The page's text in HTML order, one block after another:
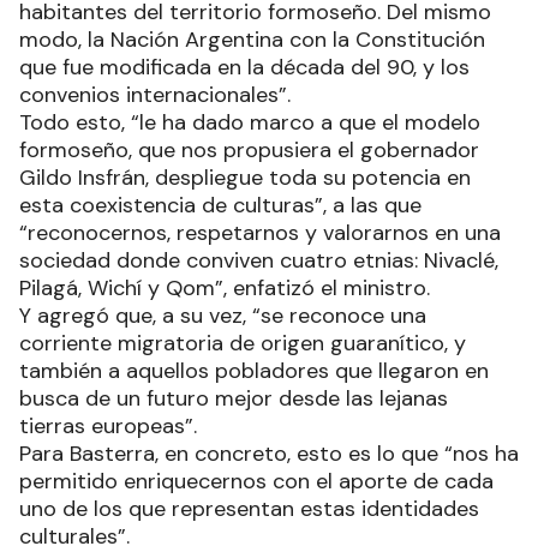
habitantes del territorio formoseño. Del mismo
modo, la Nación Argentina con la Constitución
que fue modificada en la década del 90, y los
convenios internacionales”.
Todo esto, “le ha dado marco a que el modelo
formoseño, que nos propusiera el gobernador
Gildo Insfrán, despliegue toda su potencia en
esta coexistencia de culturas”, a las que
“reconocernos, respetarnos y valorarnos en una
sociedad donde conviven cuatro etnias: Nivaclé,
Pilagá, Wichí y Qom”, enfatizó el ministro.
Y agregó que, a su vez, “se reconoce una
corriente migratoria de origen guaranítico, y
también a aquellos pobladores que llegaron en
busca de un futuro mejor desde las lejanas
tierras europeas”.
Para Basterra, en concreto, esto es lo que “nos ha
permitido enriquecernos con el aporte de cada
uno de los que representan estas identidades
culturales”.